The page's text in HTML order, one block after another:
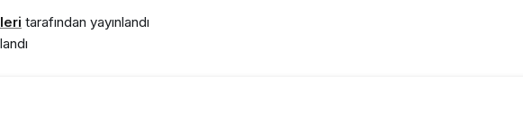
tarafından yayınlandı